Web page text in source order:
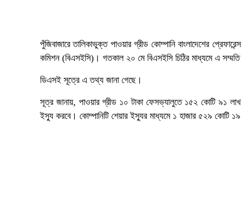
পুঁজিবাজারে তালিকাভুক্ত পাওয়ার গ্রীড কোম্পানি বাংলাদেশের
কমিশন (বিএসইসি)। গতকাল ২০ মে বিএসইসি চিঠির মাধ্যমে এ সম্মতি
ডিএসই সূত্রে এ তথ্য জানা গেছে।
সূত্র জানায়, পাওয়ার গ্রীড ১০ টাকা ফেসভ্যালুতে ১৫২ কোটি ৯১ লাখ
ইস্যু করবে। কোম্পানিটি শেয়ার ইস্যুর মাধ্যমে ১ হাজার ৫২৯ কোটি